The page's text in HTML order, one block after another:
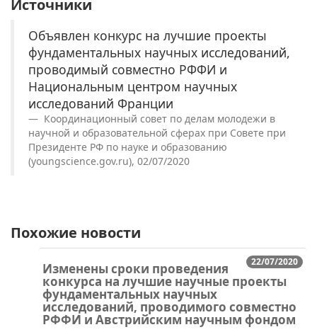
Источники
Объявлен конкурс на лучшие проекты
фундаментальных научных исследований,
проводимый совместно РФФИ и
Национальным центром научных
исследований Франции
Координационный совет по делам молодежи в
научной и образовательной сферах при Совете при
Президенте РФ по науке и образованию
(youngscience.gov.ru), 02/07/2020
Похожие новости
22/07/2020
Изменены сроки проведения
конкурса на лучшие научные проекты
фундаментальных научных
исследований, проводимого совместно
РФФИ и Австрийским научным фондом